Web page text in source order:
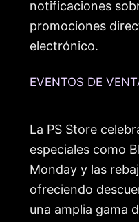
notificaciones
promociones
electrónico.
EVENTOS DE
La PS Store
especiales como
Monday y las
ofreciendo
una amplia gama